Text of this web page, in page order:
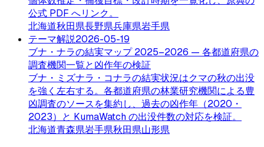
公式 PDF へリンク。
北海道秋田県長野県兵庫県岩手県
テーマ解説2026-05-19
ブナ・ナラの結実マップ 2025–2026 — 各都道府県の
調査機関一覧と凶作年の検証
ブナ・ミズナラ・コナラの結実状況はクマの秋の出没
を強く左右する。各都道府県の林業研究機関による豊
凶調査のソースを集約し、過去の凶作年（2020・
2023）と KumaWatch の出没件数の対応を検証。
北海道青森県岩手県秋田県山形県